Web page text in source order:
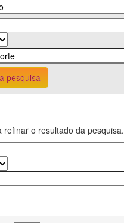
pesquisa
refinar o resultado da pesquisa.